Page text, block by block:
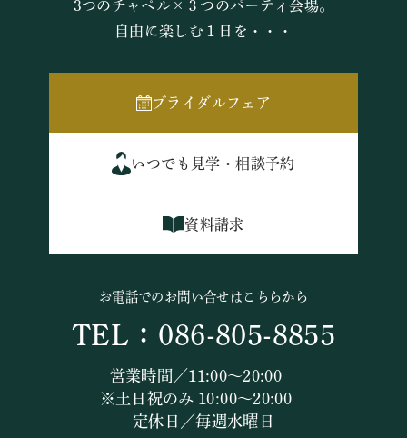
3つのチャペル×３つのパーティ会場。
自由に楽しむ１日を・・・
ブライダルフェア
いつでも見学・相談予約
資料請求
お電話でのお問い合せはこちらから
TEL：086-805-8855
営業時間／11:00～20:00
※土日祝のみ 10:00～20:00
定休日／毎週水曜日